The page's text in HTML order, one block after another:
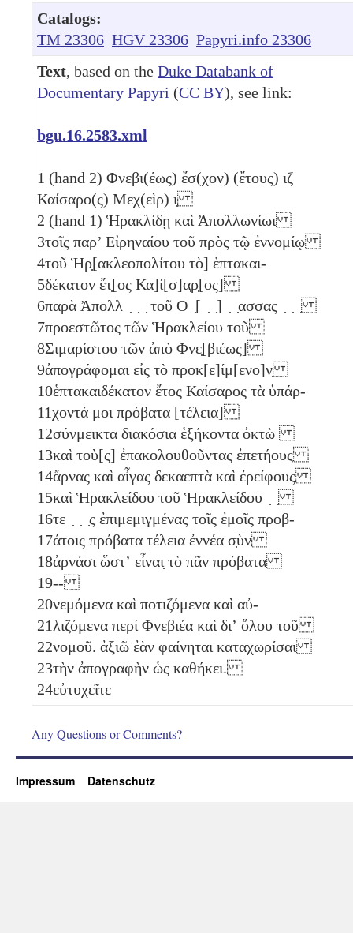
Catalogs:
TM 23306 HGV 23306 Papyri.info 23306
Text, based on the Duke Databank of
Documentary Papyri (CC BY), see link:
bgu.16.2583.xml
1 (hand 2) Φνεβι(έως) ἔσ(χον) (ἔτους) ιζ
Καίσαρο(ς) Μεχ(εὶρ) ι̣
2 (hand 1) Ἡρακλίδῃ καὶ Ἀπολλωνίωι
3τοῖς παρ’ Εἰρηναίου τοῦ πρὸς τῷ ἐννομίῳ
4τοῦ Ἡρ̣[ακλεοπολίτου τὸ] ἑπτακαι-
5δέκατον ἔτ̣[ος Κα]ί[σ]α̣ρ̣[ος]
6παρὰ Ἀπολλ ̣ ̣ ̣ τοῦ Ο ̣[ ̣ ̣] ̣ ̣ασσας ̣ ̣ ̣
7προεστῶτος τῶν Ἡρακλείου τοῦ
8Σιμαρίστου τῶν ἀπὸ Φνε̣[βιέως]
9ἀπογράφομαι εἰς τὸ προκ[ε]ίμ[ενο]ν̣
10ἑπτακαιδέκατον ἔτος Καίσαρος τὰ ὑπάρ-
11χοντά μοι πρόβατα [τέλεια]
12σύνμεικτα διακόσια ἑξήκοντα ὀκτὼ
13καὶ τοὺ[ς] ἐπακολουθοῦντας ἐπετήους
14ἄρνας καὶ αἶγας δεκαεπτὰ καὶ ἐρείφους
15καὶ Ἡρακλείδου τοῦ Ἡρακλείδου ̣ ̣
16τε ̣ ̣ ̣ς ἐπιμεμιγμένας τοῖς ἐμοῖς προβ-
17άτοις πρόβατα τέλεια ἐννέα σ̣ὺν
18ἀρνάσι ὥστʼ εἶναι̣ τὸ πᾶν πρόβατα
19--
20νεμόμενα καὶ ποτιζόμενα καὶ αὐ-
21λιζόμενα περί Φνεβιέα καὶ διʼ ὅλου τοῦ
22νομοῦ. ἀξιῶ ἐὰν φαίνηται καταχωρίσαι
23τὴν ἀπογραφὴν ὡς καθήκει.
24εὐτυχεῖτε
Any Questions or Comments?
Impressum Datenschutz